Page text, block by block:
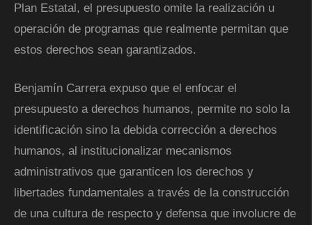
Plan Estatal, el presupuesto omite la realización u
operación de programas que realmente permitan que
estos derechos sean garantizados.
Benjamín Carrera expuso que el enfocar el
presupuesto a derechos humanos, permite no solo la
identificación sino la debida corrección a derechos
humanos, al institucionalizar mecanismos
administrativos que garanticen los derechos y
libertades fundamentales a través de la construcción
de una cultura de respecto y defensa que involucre de